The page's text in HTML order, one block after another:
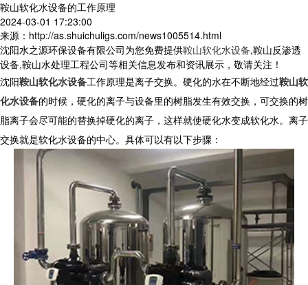
鞍山软化水设备的工作原理
2024-03-01 17:23:00
来源：http://as.shuichuligs.com/news1005514.html
沈阳水之源环保设备有限公司为您免费提供鞍山软化水设备,鞍山反渗透
设备,鞍山水处理工程公司等相关信息发布和资讯展示，敬请关注！
沈阳鞍山软化水设备工作原理是离子交换。硬化的水在不断地经过鞍山软
化水设备的时候，硬化的离子与设备里的树脂发生有效交换，可交换的树
脂离子会尽可能的替换掉硬化的离子，这样就使硬化水变成软化水。离子
交换就是软化水设备的中心。具体可以有以下步骤：